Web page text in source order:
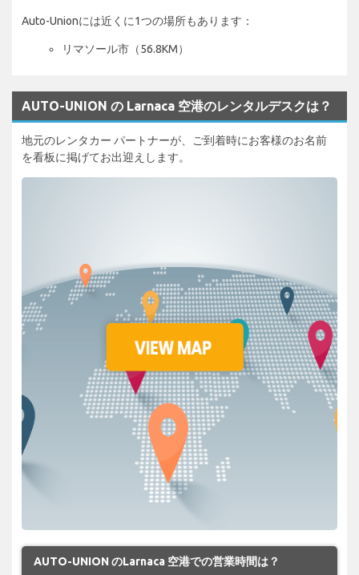
Auto-Unionには近くに1つの場所もあります：
リマソール市（56.8KM）
AUTO-UNION の Larnaca 空港のレンタルデスクは？
地元のレンタカー パートナーが、ご到着時にお客様のお名前
を看板に掲げてお出迎えします。
AUTO-UNION のLarnaca 空港での営業時間は？